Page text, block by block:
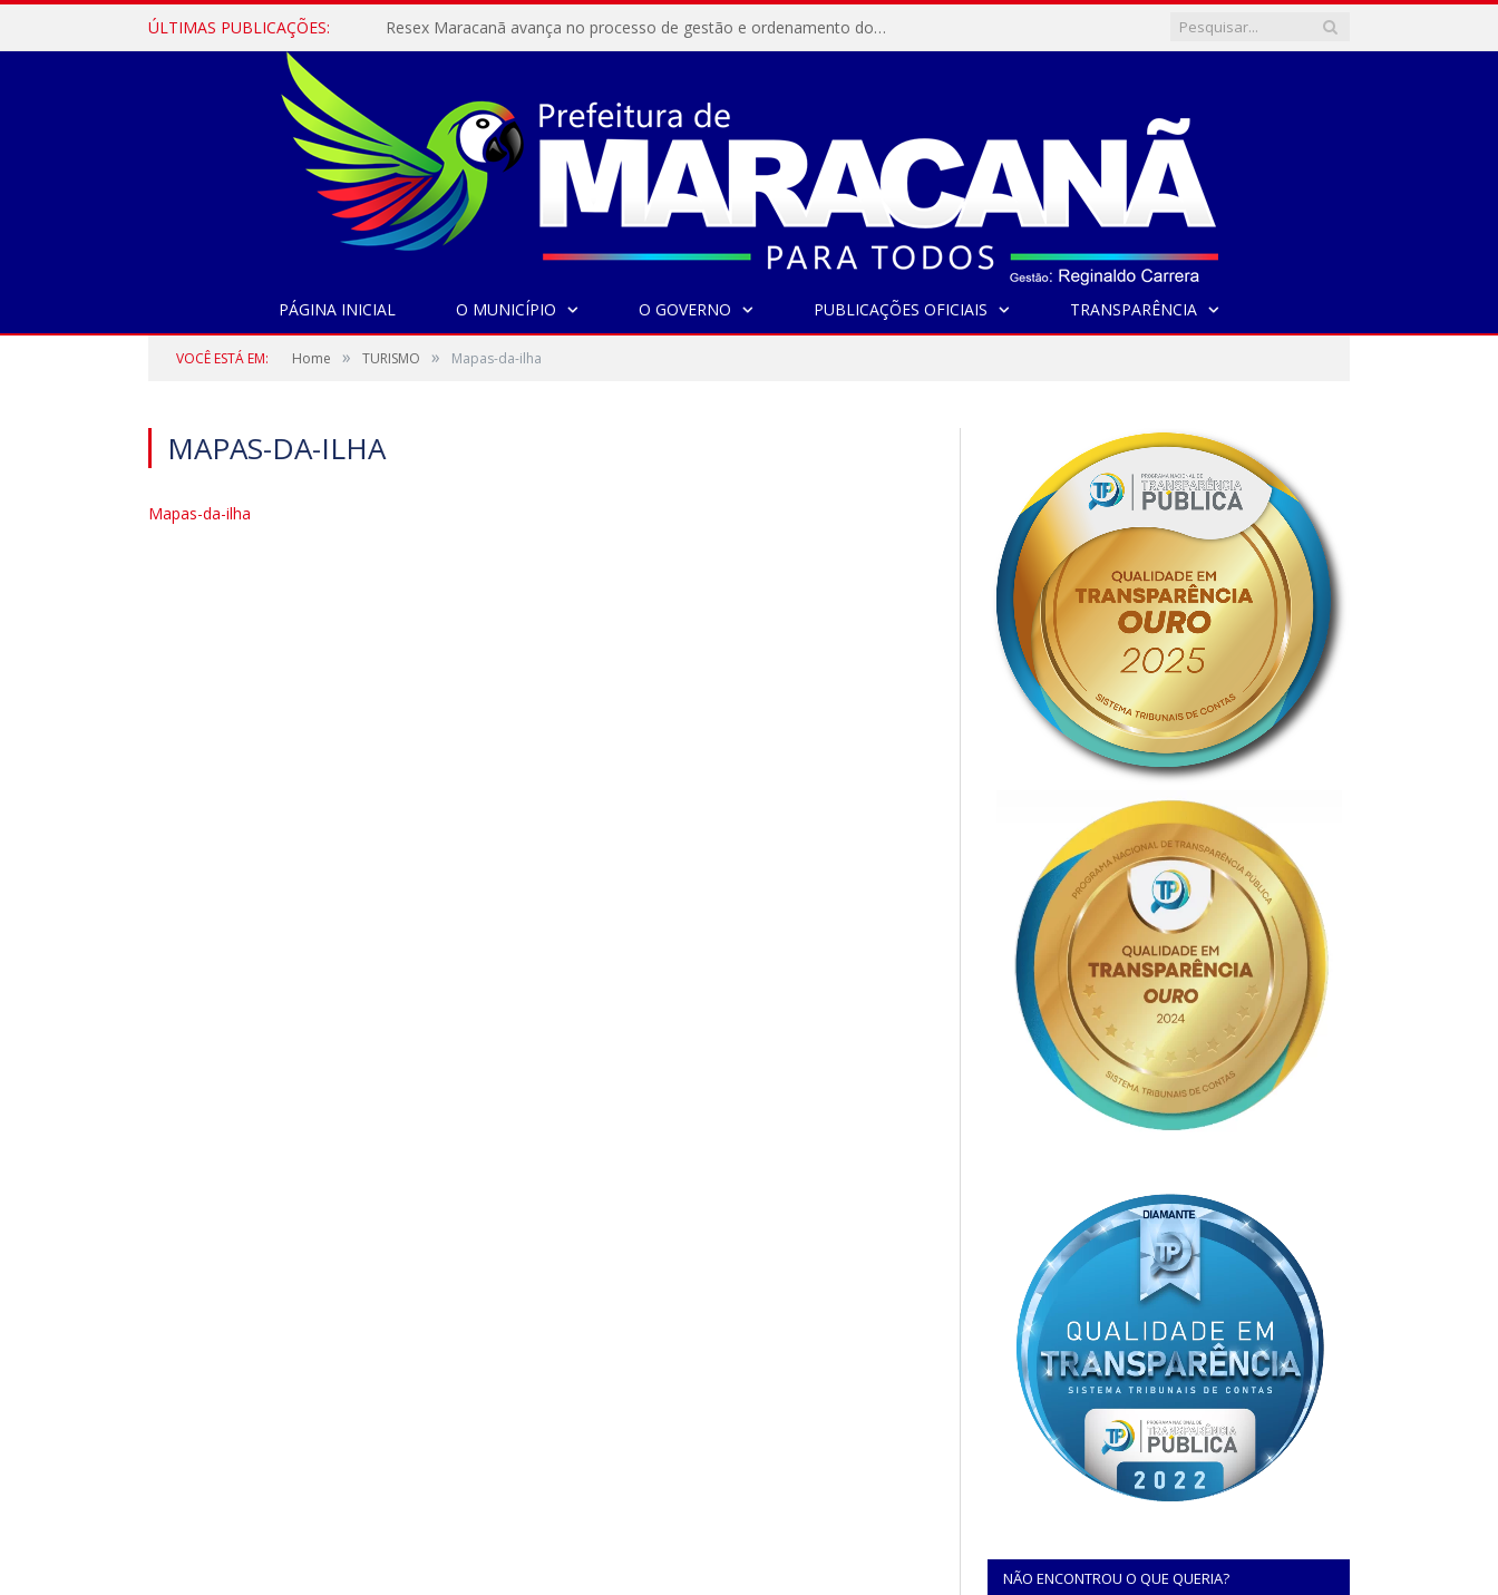
ÚLTIMAS PUBLICAÇÕES: Resex Maracanã avança no processo de gestão e ordenamento do turismo em nossas áreas protegidas.
PÁGINA INICIAL O MUNICÍPIO O GOVERNO PUBLICAÇÕES OFICIAIS TRANSPARÊNCIA
VOCÊ ESTÁ EM: Home » TURISMO » Mapas-da-ilha
MAPAS-DA-ILHA
Mapas-da-ilha
NÃO ENCONTROU O QUE QUERIA?